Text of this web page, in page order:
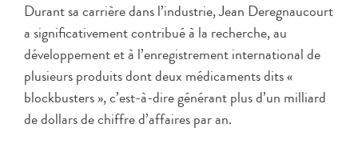
Durant sa carrière dans l’industrie, Jean Deregnaucourt
a significativement contribué à la recherche, au
développement et à l’enregistrement international de
plusieurs produits dont deux médicaments dits «
blockbusters », c’est-à-dire générant plus d’un milliard
de dollars de chiffre d’affaires par an.